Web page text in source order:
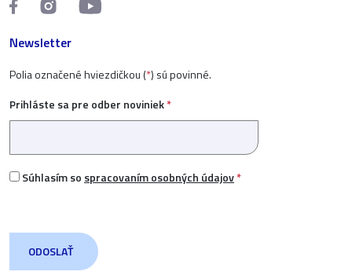
Newsletter
Polia označené hviezdičkou (*) sú povinné.
Prihláste sa pre odber noviniek*
Súhlasím so spracovaním osobných údajov*